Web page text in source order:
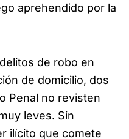
aprehendido por la
de robo en
de domicilio, dos
Penal no revisten
leves. Sin
ilícito que comete